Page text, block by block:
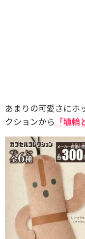
あまりの可愛さに
クションから 「埴